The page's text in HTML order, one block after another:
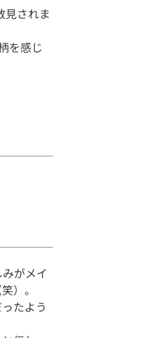
見されま
を感じ
がメイ
）。
たよう